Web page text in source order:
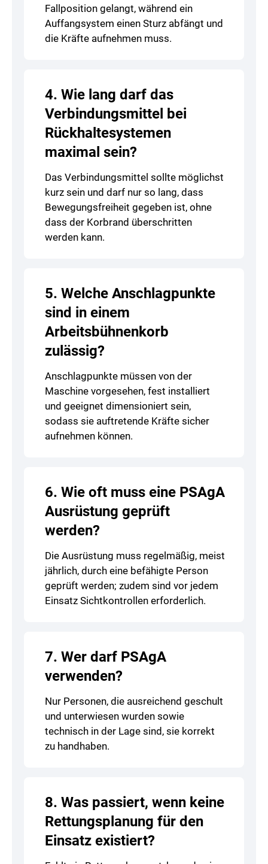
Fallposition gelangt, während ein
Auffangsystem einen Sturz abfängt und
die Kräfte aufnehmen muss.
4. Wie lang darf das
Verbindungsmittel bei
Rückhaltesystemen
maximal sein?
Das Verbindungsmittel sollte möglichst
kurz sein und darf nur so lang, dass
Bewegungsfreiheit gegeben ist, ohne
dass der Korbrand überschritten
werden kann.
5. Welche Anschlagpunkte
sind in einem
Arbeitsbühnenkorb
zulässig?
Anschlagpunkte müssen von der
Maschine vorgesehen, fest installiert
und geeignet dimensioniert sein,
sodass sie auftretende Kräfte sicher
aufnehmen können.
6. Wie oft muss eine PSAgA
Ausrüstung geprüft
werden?
Die Ausrüstung muss regelmäßig, meist
jährlich, durch eine befähigte Person
geprüft werden; zudem sind vor jedem
Einsatz Sichtkontrollen erforderlich.
7. Wer darf PSAgA
verwenden?
Nur Personen, die ausreichend geschult
und unterwiesen wurden sowie
technisch in der Lage sind, sie korrekt
zu handhaben.
8. Was passiert, wenn keine
Rettungsplanung für den
Einsatz existiert?